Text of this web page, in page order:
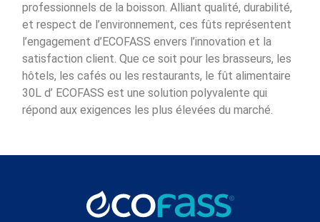
professionnels de la boisson. Alliant qualité, durabilité,
et respect de l’environnement, ces fûts représentent
l’engagement d’ECOFASS envers l’innovation et la
satisfaction client. Que ce soit pour les brasseurs, les
hôtels, les cafés ou les restaurants, le fût alimentaire
30L d’ ECOFASS est une solution polyvalente qui
répond aux exigences les plus élevées du marché.